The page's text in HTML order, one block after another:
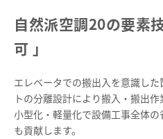
自然派空調20の要素
可 」
エレベータでの搬出入を意識し
トの分離設計により搬入・搬出
小型化・軽量化で設備工事全体
も貢献します。